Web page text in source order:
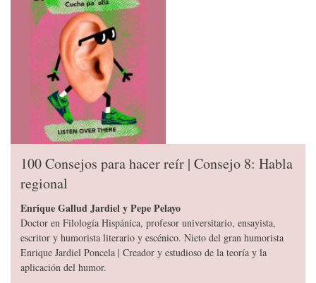
100 Consejos para hacer reír | Consejo 8: Habla
regional
Enrique Gallud Jardiel y Pepe Pelayo
Doctor en Filología Hispánica, profesor universitario, ensayista,
escritor y humorista literario y escénico. Nieto del gran humorista
Enrique Jardiel Poncela | Creador y estudioso de la teoría y la
aplicación del humor.